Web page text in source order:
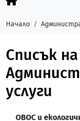
Начало
Списък на
услуги
ОВОС и